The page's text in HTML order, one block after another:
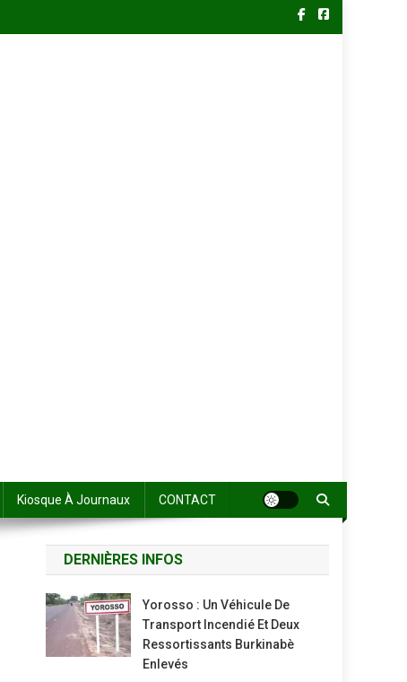
Kiosque À Journaux CONTACT
DERNIÈRES INFOS
Yorosso : Un Véhicule De
Transport Incendié Et Deux
Ressortissants Burkinabè
Enlevés